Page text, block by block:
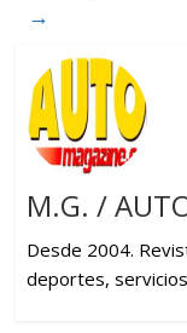
→
M.G. /
Desde 2004.
deportes,